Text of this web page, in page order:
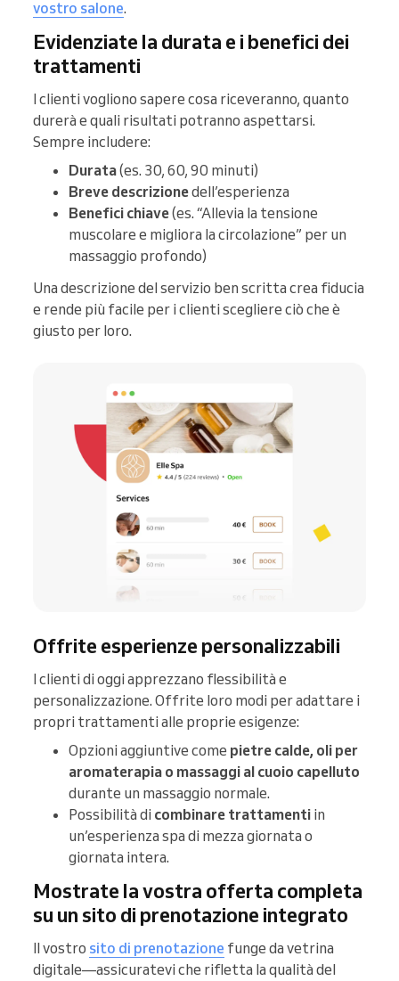
vostro salone.
Evidenziate la durata e i benefici dei
trattamenti
I clienti vogliono sapere cosa riceveranno, quanto
durerà e quali risultati potranno aspettarsi.
Sempre includere:
Durata(es. 30, 60, 90 minuti)
Breve descrizionedell’esperienza
Benefici chiave(es. “Allevia la tensione
muscolare e migliora la circolazione” per un
massaggio profondo)
Una descrizione del servizio ben scritta crea fiducia
e rende più facile per i clienti scegliere ciò che è
giusto per loro.
Offrite esperienze personalizzabili
I clienti di oggi apprezzano flessibilità e
personalizzazione. Offrite loro modi per adattare i
propri trattamenti alle proprie esigenze:
Opzioni aggiuntive come pietre calde, oli per
aromaterapia o massaggi al cuoio capelluto
durante un massaggio normale.
Possibilità di combinare trattamenti in
un’esperienza spa di mezza giornata o
giornata intera.
Mostrate la vostra offerta completa
su un sito di prenotazione integrato
Il vostro sito di prenotazione funge da vetrina
digitale—assicuratevi che rifletta la qualità del